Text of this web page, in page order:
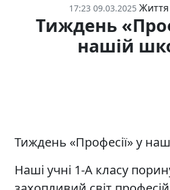
17:23 09.03.2025
Тиждень
нашій
Тиждень «Професії» у
Наші учні 1-А класу